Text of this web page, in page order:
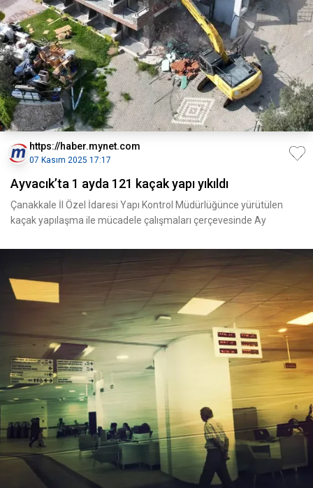
https://haber.mynet.com
07 Kasım 2025 17:17
Ayvacık’ta 1 ayda 121 kaçak yapı yıkıldı
Çanakkale İl Özel İdaresi Yapı Kontrol Müdürlüğünce yürütülen
kaçak yapılaşma ile mücadele çalışmaları çerçevesinde Ay